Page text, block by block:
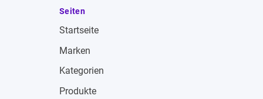
Seiten
Startseite
Marken
Kategorien
Produkte